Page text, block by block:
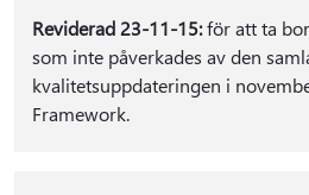
Reviderad 23-11-15:för att ta
som inte påverkades av den
kvalitetsuppdateringen i
Framework.